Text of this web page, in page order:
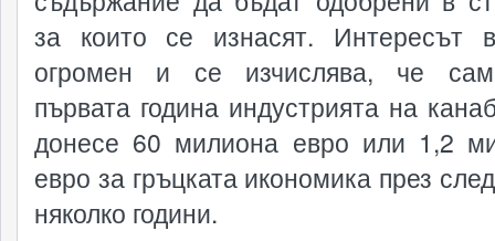
за които се изнасят.
огромен и се изчислява, че
първата година индустрията на
донесе 60 милиона евро или 1,2
евро за гръцката икономика през
няколко години.